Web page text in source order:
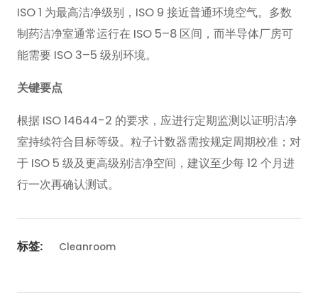
ISO 1 为最高洁净级别，ISO 9 接近普通环境空气。多数
制药洁净室通常运行在 ISO 5–8 区间，而半导体厂房可
能需要 ISO 3–5 级别环境。
关键要点
根据 ISO 14644-2 的要求，应进行定期监测以证明洁净
室持续符合目标等级。粒子计数器需按规定周期校准；对
于 ISO 5 级及更高级别洁净空间，建议至少每 12 个月进
行一次再确认测试。
标签: Cleanroom